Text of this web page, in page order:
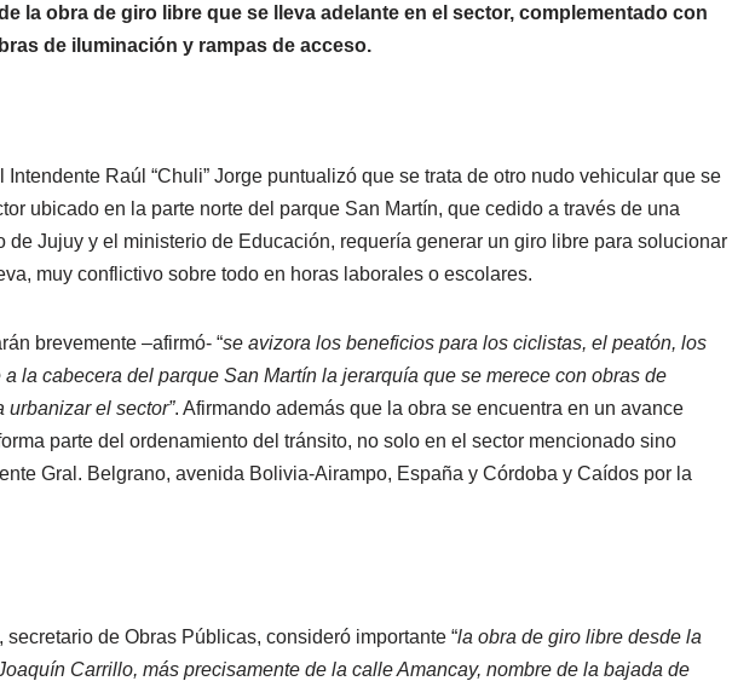
la obra de giro libre que se lleva adelante en el sector, complementado con
de iluminación y rampas de acceso.
Intendente Raúl “Chuli” Jorge puntualizó que se trata de otro nudo vehicular que se
ubicado en la parte norte del parque San Martín, que cedido a través de una
de Jujuy y el ministerio de Educación, requería generar un giro libre para solucionar
muy conflictivo sobre todo en horas laborales o escolares.
brevemente –afirmó- “se avizora los beneficios para los ciclistas, el peatón, los
la cabecera del parque San Martín la jerarquía que se merece con obras de
el sector”. Afirmando además que la obra se encuentra en un avance
parte del ordenamiento del tránsito, no solo en el sector mencionado sino
Gral. Belgrano, avenida Bolivia-Airampo, España y Córdoba y Caídos por la
secretario de Obras Públicas, consideró importante “la obra de giro libre desde la
Carrillo, más precisamente de la calle Amancay, nombre de la bajada de